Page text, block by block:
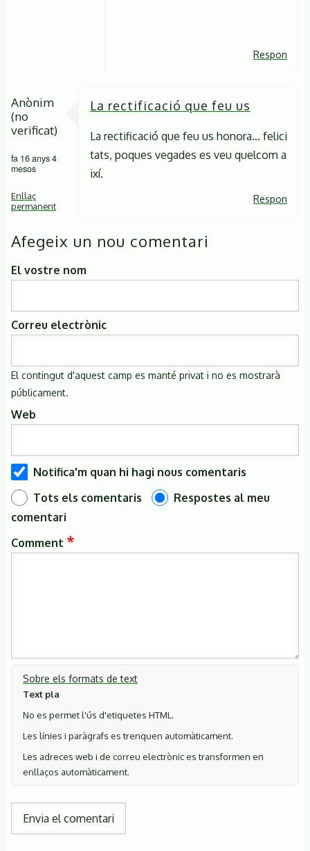
Respon
Anònim
(no
verificat)
fa 16 anys 4
mesos
Enllaç
permanent
La rectificació que feu us
La rectificació que feu us honora... felici
tats, poques vegades es veu quelcom a
ixí.
Respon
Afegeix un nou comentari
El vostre nom
Correu electrònic
El contingut d'aquest camp es manté privat i no es mostrarà
públicament.
Web
Notifica'm quan hi hagi nous comentaris
Tots els comentaris
Respostes al meu
comentari
Comment
Sobre els formats de text
Text pla
No es permet l'ús d'etiquetes HTML.
Les línies i paràgrafs es trenquen automàticament.
Les adreces web i de correu electrònic es transformen en
enllaços automàticament.